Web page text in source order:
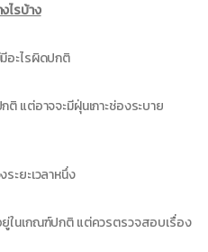
ไรบ้าง
ะไรผิดปกติ
อาจจะมีฝุ่นเกาะช่องระบาย
ะยะเวลาหนึ่ง
เกณฑ์ปกติ แต่ควรตรวจสอบเรื่อง